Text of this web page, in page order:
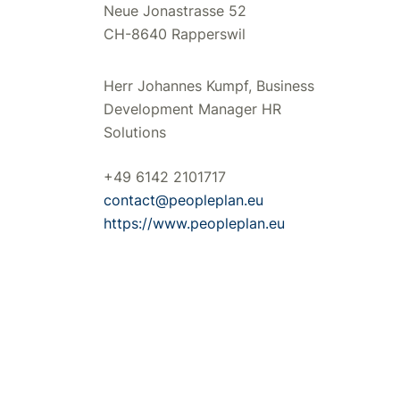
Neue Jonastrasse 52
CH-8640 Rapperswil
Herr Johannes Kumpf, Business
Development Manager HR
Solutions
+49 6142 2101717
contact@peopleplan.eu
https://www.peopleplan.eu